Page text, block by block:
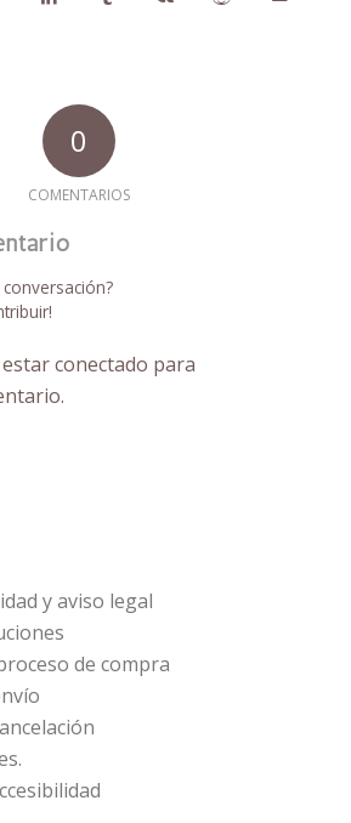
0
COMENTARIOS
conectado para
y aviso legal
de compra